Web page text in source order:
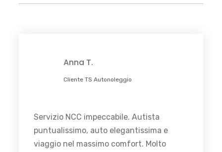
Anna T.
Cliente TS Autonoleggio
Servizio NCC impeccabile. Autista
puntualissimo, auto elegantissima e
viaggio nel massimo comfort. Molto